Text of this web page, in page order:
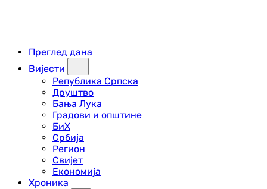
Преглед дана
Вијести
Република Српска
Друштво
Бања Лука
Градови и општине
БиХ
Србија
Регион
Свијет
Економија
Хроника